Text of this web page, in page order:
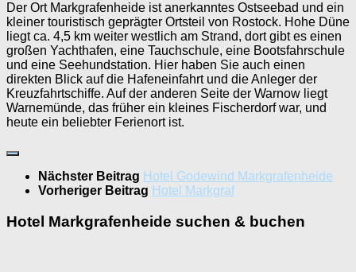
Der Ort Markgrafenheide ist anerkanntes Ostseebad und ein
kleiner touristisch geprägter Ortsteil von Rostock. Hohe Düne
liegt ca. 4,5 km weiter westlich am Strand, dort gibt es einen
großen Yachthafen, eine Tauchschule, eine Bootsfahrschule
und eine Seehundstation. Hier haben Sie auch einen
direkten Blick auf die Hafeneinfahrt und die Anleger der
Kreuzfahrtschiffe. Auf der anderen Seite der Warnow liegt
Warnemünde, das früher ein kleines Fischerdorf war, und
heute ein beliebter Ferienort ist.
Nächster Beitrag Hotel Godewind Markgrafenheide
Vorheriger Beitrag Hotel Markgraf
Hotel Markgrafenheide suchen & buchen